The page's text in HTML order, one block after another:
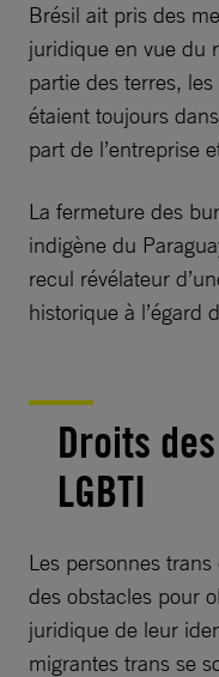
Brésil ait pris des
juridique en vue du
partie des terres,
étaient toujours
part de l’entreprise
La fermeture des
indigène du
recul révélateur
historique à l’égard
Droits
LGBTI
Les personnes
des obstacles pour
juridique de leur
migrantes trans se